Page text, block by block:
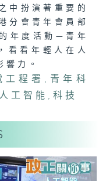
中扮演著重要的
分會青年會員部
年度活動—青年
看看年輕人在人
響力。
工程署 , 青年科
人工智能 ,科技